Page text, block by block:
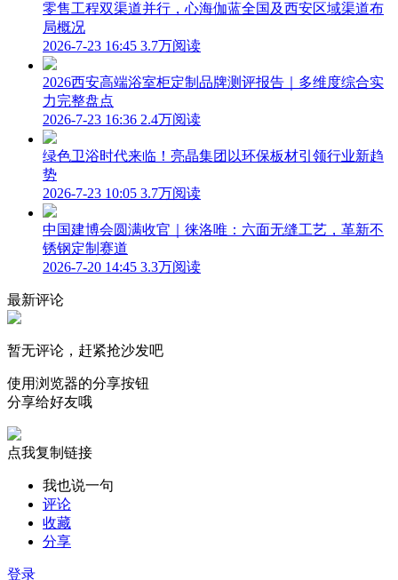
零售工程双渠道并行，心海伽蓝全国及西安区域渠道布
局概况
2026-7-23 16:45 3.7万阅读
2026西安高端浴室柜定制品牌测评报告｜多维度综合实
力完整盘点
2026-7-23 16:36 2.4万阅读
绿色卫浴时代来临！亮晶集团以环保板材引领行业新趋
势
2026-7-23 10:05 3.7万阅读
中国建博会圆满收官｜徕洛唯：六面无缝工艺，革新不
锈钢定制赛道
2026-7-20 14:45 3.3万阅读
最新评论
暂无评论，赶紧抢沙发吧
使用浏览器的分享按钮
分享给好友哦
点我复制链接
我也说一句
评论
收藏
分享
登录